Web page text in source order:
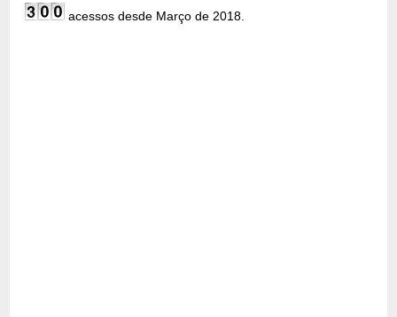
acessos desde Março de 2018.